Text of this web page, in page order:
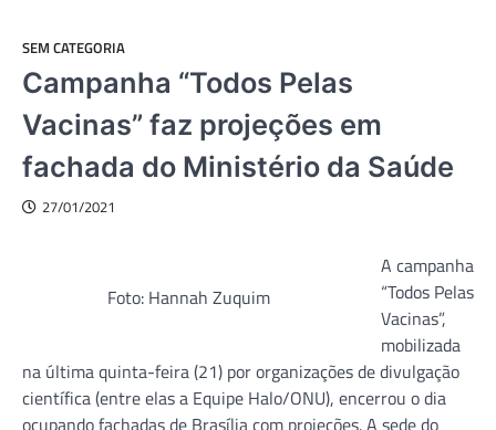
SEM CATEGORIA
Campanha “Todos Pelas
Vacinas” faz projeções em
fachada do Ministério da Saúde
27/01/2021
Foto: Hannah Zuquim
A campanha
“Todos Pelas
Vacinas”,
mobilizada
na última quinta-feira (21) por organizações de divulgação
científica (entre elas a Equipe Halo/ONU), encerrou o dia
ocupando fachadas de Brasília com projeções. A sede do